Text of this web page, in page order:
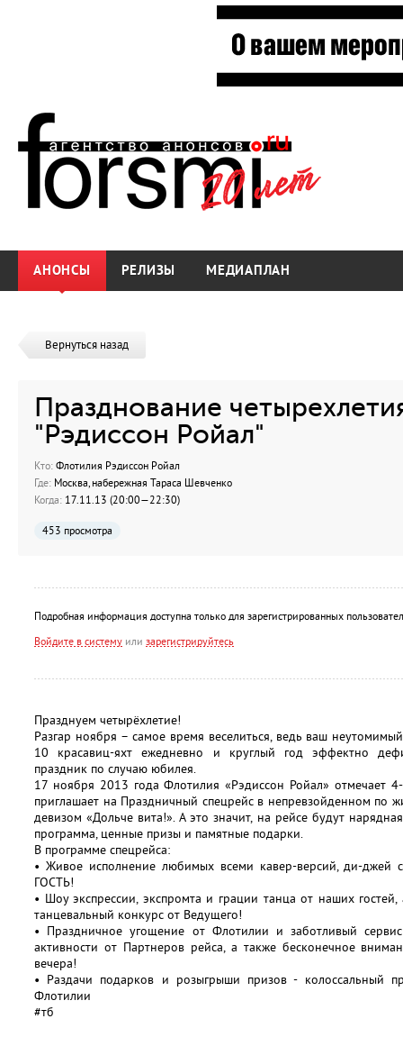
АНОНСЫ РЕЛИЗЫ МЕДИАПЛАН
Вернуться назад
Празднование
"Рэдиссон Ройал"
Кто: Флотилия Рэдиссон Ройал
Где: Москва, набережная Тараса Шевченко
Когда: 17.11.13 (20:00—22:30)
453 просмотра
Подробная информация доступна только для зарегистрированных
Войдите в систему или зарегистрируйтесь
Празднуем четырёхлетие!
Разгар ноября – самое время веселиться, ведь ваш
10 красавиц-яхт ежедневно и круглый год эффектно
праздник по случаю юбилея.
17 ноября 2013 года Флотилия «Рэдиссон Ройал» отмечает
приглашает на Праздничный спецрейс в непревзойденном по
девизом «Дольче вита!». А это значит, на рейсе будут
программа, ценные призы и памятные подарки.
В программе спецрейса:
• Живое исполнение любимых всеми кавер-версий, ди-джей
ГОСТЬ!
• Шоу экспрессии, экспромта и грации танца от наших
танцевальный конкурс от Ведущего!
• Праздничное угощение от Флотилии и заботливый
активности от Партнеров рейса, а также бесконечное
вечера!
• Раздачи подарков и розыгрыши призов - колоссальный
Флотилии
#тб